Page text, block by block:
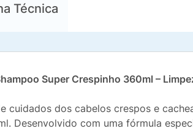
Técnica
Super Crespinho 360ml –
cuidados dos cabelos crespos e
Desenvolvido com uma fórmula